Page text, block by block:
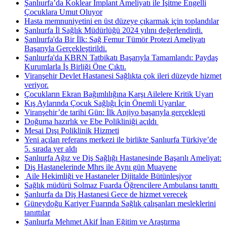
Şanlıurfa’da Koklear İmplant Ameliyatı ile İşitme Engelli
Çocuklara Umut Oluyor
Hasta memnuniyetini en üst düzeye çıkarmak için toplandılar
Şanlıurfa İl Sağlık Müdürlüğü 2024 yılını değerlendirdi.
Şanlıurfa'da Bir İlk: Sağ Femur Tümör Protezi Ameliyatı
Başarıyla Gerçekleştirildi.
Şanlıurfa'da KBRN Tatbikatı Başarıyla Tamamlandı: Paydaş
Kurumlarla İş Birliği Öne Çıktı.
Viranşehir Devlet Hastanesi Sağlıkta çok ileri düzeyde hizmet
veriyor.
Çocukların Ekran Bağımlılığına Karşı Ailelere Kritik Uyarı
Kış Aylarında Çocuk Sağlığı İçin Önemli Uyarılar ​
Viranşehir’de tarihi Gün: İlk Anjiyo başarıyla gerçekleşti
Doğuma hazırlık ve Ebe Polikliniği açıldı ​
Mesai Dışı Poliklinik Hizmeti
Yeni açılan referans merkezi ile birlikte Şanlıurfa Türkiye’de
5. sırada yer aldı
Şanlıurfa Ağız ve Diş Sağlığı Hastanesinde Başarılı Ameliyat:
Diş Hastanelerinde Mhrs ile Aynı gün Muayene
​ Aile Hekimliği ve Hastaneler Dijitalde Bütünleşiyor
Sağlık müdürü Solmaz Fuarda Öğrencilere Ambulansı tanıttı ​
Şanlıurfa da Diş Hastanesi Gece de hizmet verecek
Güneydoğu Kariyer Fuarında Sağlık çalışanları mesleklerini
tanıttılar
Şanlıurfa Mehmet Akif İnan Eğitim ve Araştırma